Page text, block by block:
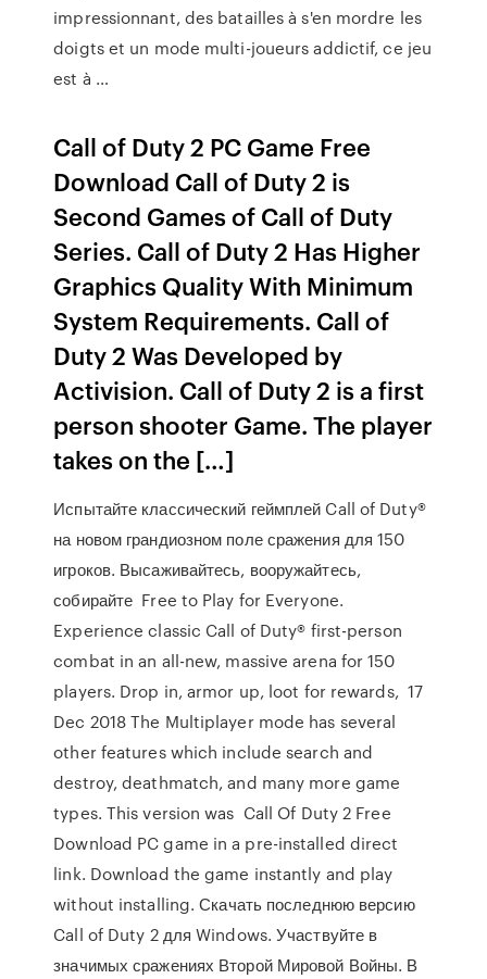
impressionnant, des batailles à s'en mordre les
doigts et un mode multi-joueurs addictif, ce jeu
est à …
Call of Duty 2 PC Game Free
Download Call of Duty 2 is
Second Games of Call of Duty
Series. Call of Duty 2 Has Higher
Graphics Quality With Minimum
System Requirements. Call of
Duty 2 Was Developed by
Activision. Call of Duty 2 is a first
person shooter Game. The player
takes on the […]
Испытайте классический геймплей Call of Duty®
на новом грандиозном поле сражения для 150
игроков. Высаживайтесь, вооружайтесь,
собирайте Free to Play for Everyone.
Experience classic Call of Duty® first-person
combat in an all-new, massive arena for 150
players. Drop in, armor up, loot for rewards, 17
Dec 2018 The Multiplayer mode has several
other features which include search and
destroy, deathmatch, and many more game
types. This version was Call Of Duty 2 Free
Download PC game in a pre-installed direct
link. Download the game instantly and play
without installing. Скачать последнюю версию
Call of Duty 2 для Windows. Участвуйте в
значимых сражениях Второй Мировой Войны. В